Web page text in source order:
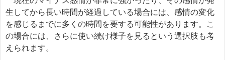
生してから長い時間が経過している場合には、感情の変化
を感じるまでに多くの時間を要する可能性があります。こ
の場合には、さらに使い続け様子を見るという選択肢も考
えられます。